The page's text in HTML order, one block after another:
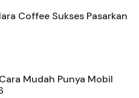
Coffee Sukses Pasarkan
Mudah Punya Mobil